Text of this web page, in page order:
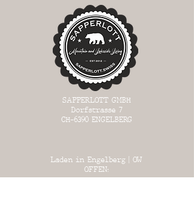
SAPPERLOTT GMBH
Dorfstrasse 7
CH-6390 ENGELBERG
Laden in Engelberg | OW
OFFEN: